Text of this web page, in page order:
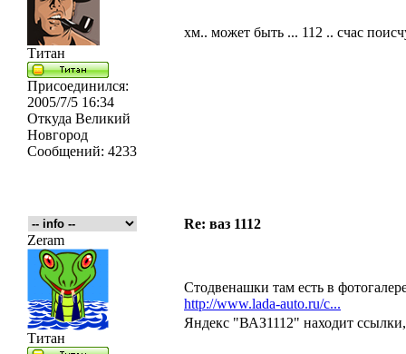
Титан
Присоединился:
2005/7/5 16:34
Откуда Великий
Новгород
Сообщений: 4233
хм.. может быть ... 112 .. счас
Re: ваз 1112
Zeram
Титан
Стодвенашки там есть в
http://www.lada-auto.ru/c...
Яндекс "ВАЗ1112" находит